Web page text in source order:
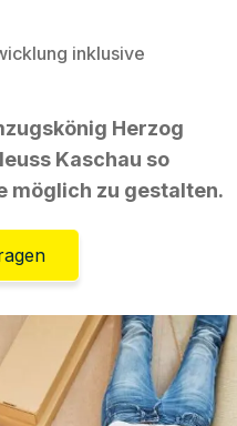
inklusive
Herzog
Kaschau so
möglich zu gestalten.